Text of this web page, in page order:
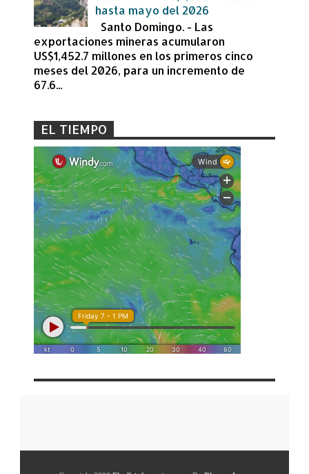
hasta mayo del 2026
Santo Domingo. - Las
exportaciones mineras acumularon
US$1,452.7 millones en los primeros cinco
meses del 2026, para un incremento de
67.6...
EL TIEMPO